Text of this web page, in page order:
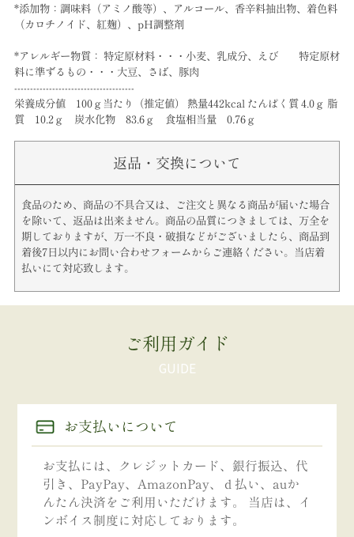
*添加物：調味料（アミノ酸等）、アルコール、香辛料抽出物、着色料
（カロチノイド、紅麹）、pH調整剤
*アレルギー物質： 特定原材料・・・小麦、乳成分、えび 特定原材
料に準ずるもの・・・大豆、さば、豚肉
--------------------------------------
栄養成分値 100ｇ当たり（推定値） 熱量442kcal たんぱく質 4.0ｇ 脂
質 10.2ｇ 炭水化物 83.6ｇ 食塩相当量 0.76ｇ
返品・交換について
食品のため、商品の不具合又は、ご注文と異なる商品が届いた場合
を除いて、返品は出来ません。商品の品質につきましては、万全を
期しておりますが、万一不良・破損などがございましたら、商品到
着後7日以内にお問い合わせフォームからご連絡ください。当店着
払いにて対応致します。
ご利用ガイド
お支払いについて
お支払には、クレジットカード、銀行振込、代
引き、PayPay、AmazonPay、ｄ払い、auか
んたん決済をご利用いただけます。 当店は、イ
ンボイス制度に対応しております。